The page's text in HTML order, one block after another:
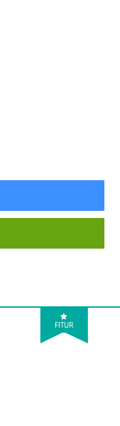
FITUR